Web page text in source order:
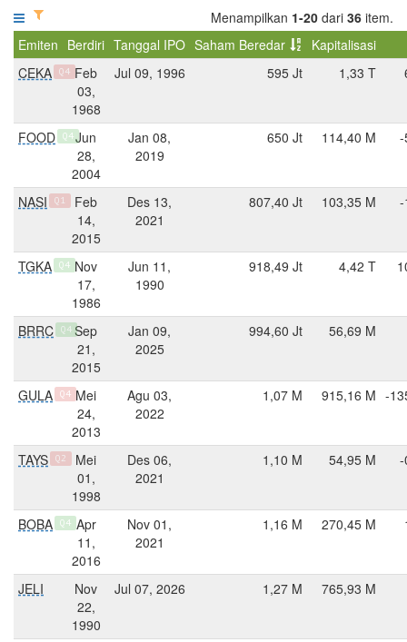
Menampilkan 1-20 dari 36 item.
Emiten Berdiri Tanggal IPO Saham Beredar
Kapitalisasi
CEKA
Q4 Feb
03,
1968
Jul 09, 1996 595 Jt 1,33 T
FOOD Q4Jun
28,
2004
Jan 08,
2019
650 Jt 114,40 M -
NASI Q1
Feb
14,
2015
Des 13,
2021
807,40 Jt 103,35 M -
TGKA Q4 Nov
17,
1986
Jun 11,
1990
918,49 Jt 4,42 T
BRRC Q4 Sep
21,
2015
Jan 09,
2025
994,60 Jt 56,69 M
GULA Q4 Mei
24,
2013
Agu 03,
2022
1,07 M 915,16 M -
TAYS Q2
Mei
01,
1998
Des 06,
2021
1,10 M 54,95 M -
BOBA Q4 Apr
11,
2016
Nov 01,
2021
1,16 M 270,45 M
JELI
Nov
22,
1990
Jul 07, 2026 1,27 M 765,93 M